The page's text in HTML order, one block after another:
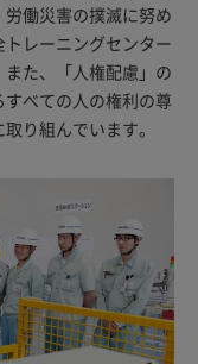
働災害の撲滅に努め
レーニングセンター
た、「人権配慮」の
べての人の権利の尊
り組んでいます。